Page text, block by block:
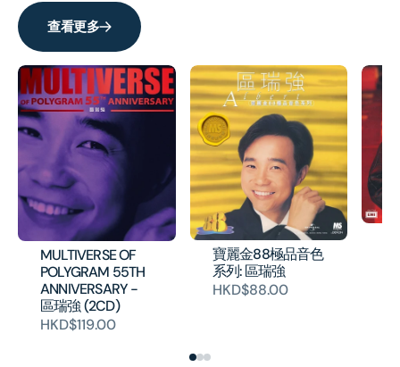
查看更多
MULTIVERSE OF
POLYGRAM 55TH
ANNIVERSARY -
區瑞強 (2CD)
HKD$119.00
寶麗金88極品音色
系列: 區瑞強
HKD$88.00